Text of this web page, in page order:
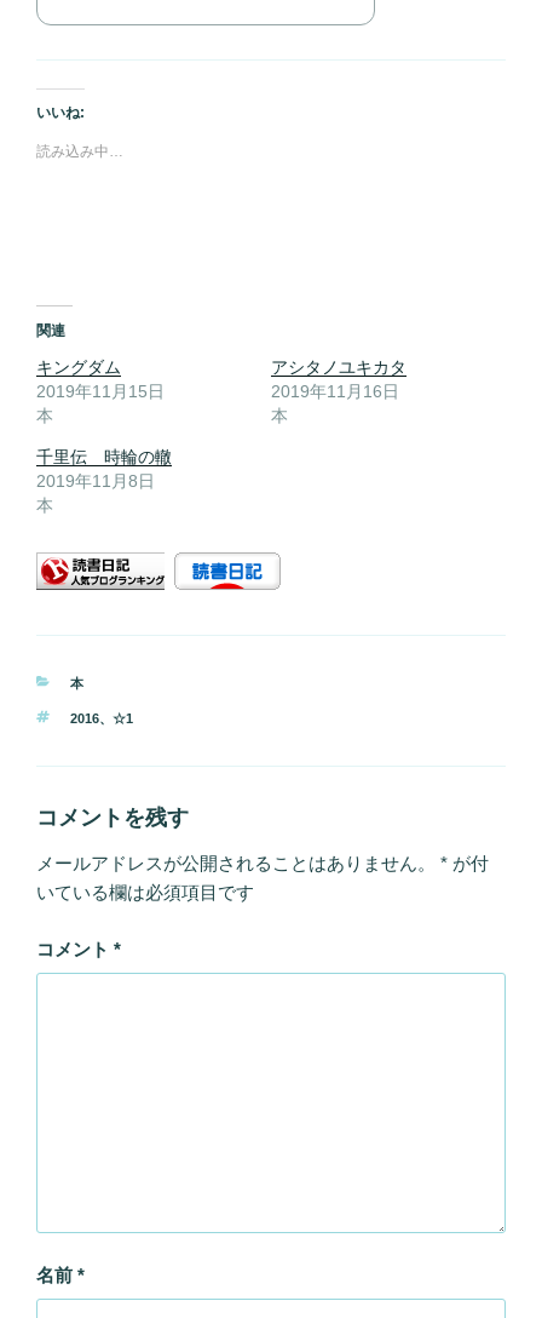
いいね:
読み込み中…
関連
キングダム
2019年11月15日
本
アシタノユキカタ
2019年11月16日
本
千里伝 時輪の轍
2019年11月8日
本
カ
ゴ
ー
本
タ
2016、 ☆1
コメントを残す
メールアドレスが公開されることはありません。 * が付
いている欄は必須項目です
コメント *
名前 *